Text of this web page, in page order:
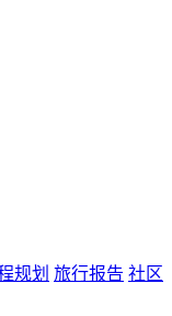
规划 旅行报告 社区